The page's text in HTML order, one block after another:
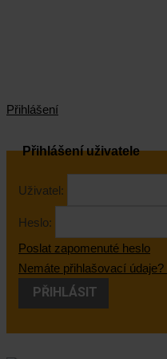
Přihlášení
Přihlášení uživatele
Uživatel:
Heslo:
Poslat zapomenuté heslo
Nemáte přihlašovací